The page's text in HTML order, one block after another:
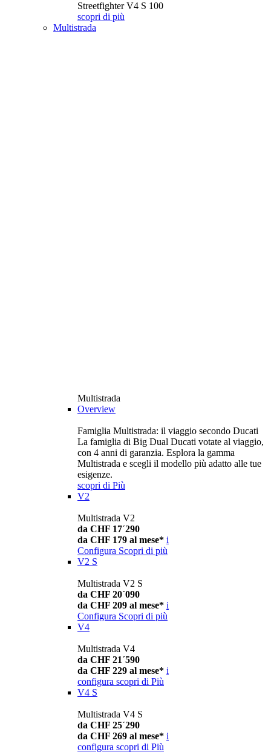
Streetfighter V4 S 100
scopri di più
Multistrada
Multistrada
Overview
Famiglia Multistrada: il viaggio secondo Ducati
La famiglia di Big Dual Ducati votate al viaggio,
con 4 anni di garanzia. Esplora la gamma
Multistrada e scegli il modello più adatto alle tue
esigenze.
scopri di Più
V2
Multistrada V2
da CHF 17´290
da CHF 179 al mese* i
Configura Scopri di più
V2 S
Multistrada V2 S
da CHF 20´090
da CHF 209 al mese* i
Configura Scopri di più
V4
Multistrada V4
da CHF 21´590
da CHF 229 al mese* i
configura scopri di Più
V4 S
Multistrada V4 S
da CHF 25´290
da CHF 269 al mese* i
configura scopri di Più